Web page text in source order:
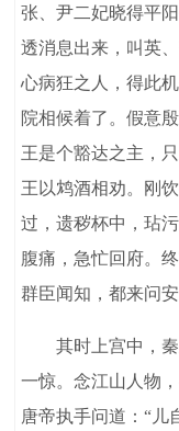
张、尹二妃晓得平
透消息出来，叫英
心病狂之人，得此
院相候着了。假意
王是个豁达之主，
王以鸩酒相劝。刚
过，遗秽杯中，玷
腹痛，急忙回府。
群臣闻知，都来问
其时上宫中，秦
一惊。念江山人物
唐帝执手问道：“儿